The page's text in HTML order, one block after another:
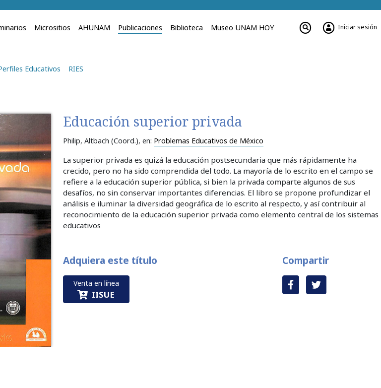
Micrositios AHUNAM Publicaciones Biblioteca Museo UNAM HOY Iniciar sesión
Educativos RIES
Educación superior privada
Philip, Altbach (Coord.), en: Problemas Educativos de México
La superior privada es quizá la educación postsecundaria que más rápidamente ha
crecido, pero no ha sido comprendida del todo. La mayoría de lo escrito en el campo se
refiere a la educación superior pública, si bien la privada comparte algunos de sus
desafíos, no sin conservar importantes diferencias. El libro se propone profundizar el
análisis e iluminar la diver­sidad geográfica de lo escrito al respecto, y así contribuir al
reconocimiento de la educación superior privada como elemento central de los sistemas
educativos
Adquiera este título
Venta en línea
IISUE
Compartir